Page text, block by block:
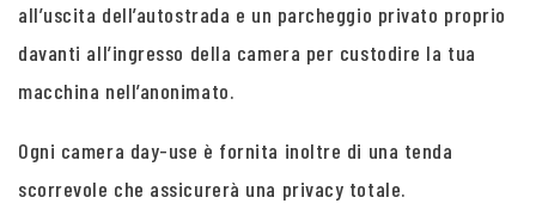
all’uscita dell’autostrada e un parcheggio privato proprio
davanti all’ingresso della camera per custodire la tua
macchina nell’anonimato.
Ogni camera day-use è fornita inoltre di una tenda
scorrevole che assicurerà una privacy totale.